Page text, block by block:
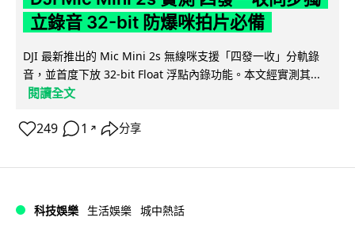
立錄音 32-bit 防爆咪拍片必備
DJI 最新推出的 Mic Mini 2s 無線咪支援「四發一收」分軌錄
音，並首度下放 32-bit Float 浮點內錄功能。本文經實測其...
閱讀全文
249 1 ↗ 分享
科技娛樂 生活娛樂 城中熱話